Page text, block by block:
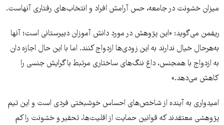
میزان خشونت در جامعه، حس آرامش افراد و انتخاب‌های رفتاری آنهاست.
ریفمن می‌گوید: «این پژوهش در مورد دانش آموزان دبیرستانی است؛ آنها
به‌هرحال خیال ندارند به این زودی‌ها ازدواج کنند. اما با این حال اجازه دان
به ازدواج با همجنس، داغ ننگ‌های ساختاری مرتبط با گرایش جنسی را
کاهش می‌دهد.»
امیدواری به آینده از شاخص‌های احساس خوشبختی فردی است و این تیم
پژوهشی معتقدند که قوانین حمایت از اقلیت‌ها، تحقیر و خشونت را کم